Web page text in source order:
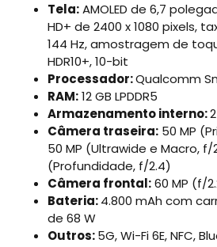
Tela:AMOLED de 6,7
HD+ de 2400 x 1080 pixels,
144 Hz, amostragem de
HDR10+, 10-bit
Processador:Qualcomm
RAM:12 GB LPDDR5
Armazenamento interno:
Câmera traseira: 50 MP
50 MP (Ultrawide e Macro, f/
(Profundidade, f/2.4)
Câmera frontal:60 MP (f/
Bateria:4.800 mAh com
de 68 W
Outros:5G, Wi-Fi 6E, NFC,